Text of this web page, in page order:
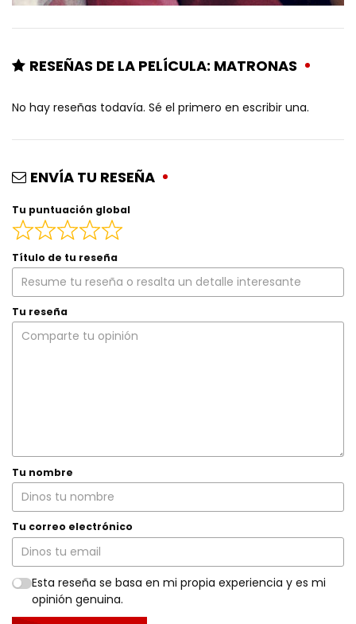
RESEÑAS DE LA PELÍCULA: MATRONAS
No hay reseñas todavía. Sé el primero en escribir una.
ENVÍA TU RESEÑA
Tu puntuación global
Título de tu reseña
Tu reseña
Tu nombre
Tu correo electrónico
Esta reseña se basa en mi propia experiencia y es mi
opinión genuina.